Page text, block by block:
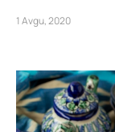
1 Avgu, 2020